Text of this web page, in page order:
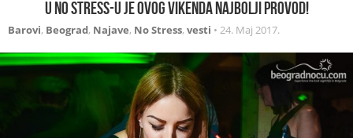
U No Stress-u je ovog vikenda najbolji provod!
Barovi, Beograd, Najave, No Stress, vesti • 24. Maj 2017.